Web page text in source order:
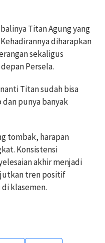
Titan Agung yang
diharapkan
sekaligus
Persela.
Titan sudah bisa
punya banyak
tombak, harapan
Konsistensi
akhir menjadi
tren positif
klasemen.